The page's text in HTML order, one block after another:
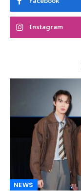
Instagram
NEWS